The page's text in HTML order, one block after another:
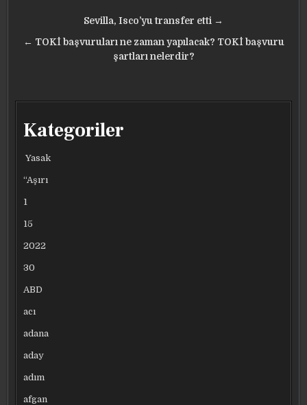
gezinmesi
Sevilla, Isco’yu transfer etti →
← TOKİ başvuruları ne zaman yapılacak? TOKİ başvuru
şartları nelerdir?
Kategoriler
Yasak
“Aşırı
1
15
2022
30
ABD
acı
adana
aday
adım
afgan